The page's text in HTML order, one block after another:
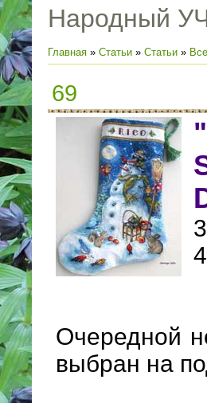
Народный
Главная » Статьи » Статьи »
69
Очередной
выбран на